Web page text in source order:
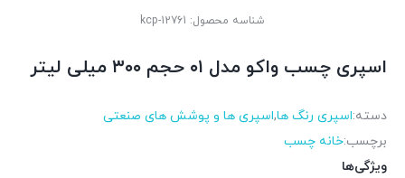
شناسه محصول: kcp-12761
اسپری چسب واکو مدل ۰۱ حجم ۳۰۰ میلی لیتر
دسته:اسپری رنگ ها,اسپری ها و پوشش های صنعتی
برچسب:خانه چسب
ویژگی‌ها